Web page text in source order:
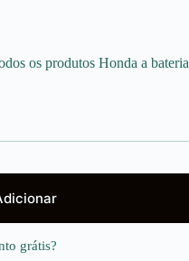
os produtos Honda a bateria
grátis?